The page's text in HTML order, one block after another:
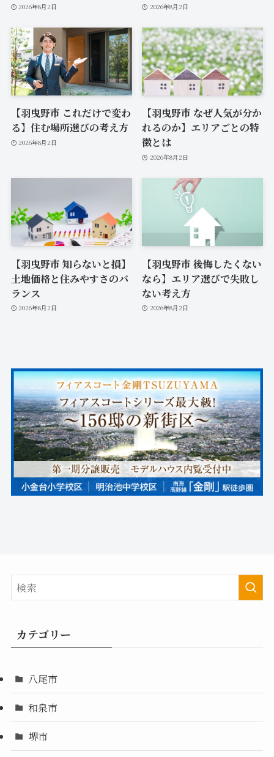
2026年8月2日 2026年8月2日
【羽曳野市 これだけで変わ
る】住む場所選びの考え方
2026年8月2日
【羽曳野市 なぜ人気が分か
れるのか】エリアごとの特
徴とは
2026年8月2日
【羽曳野市 知らないと損】
土地価格と住みやすさのバ
ランス
2026年8月2日
【羽曳野市 後悔したくない
なら】エリア選びで失敗し
ない考え方
2026年8月2日
カテゴリー
八尾市
和泉市
堺市